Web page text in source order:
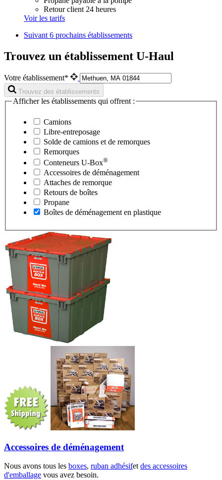
Retour client 24 heures
Voir les tarifs
Suivant6 prochains établissements
Trouvez un établissement U-Haul
Votre établissement*
Trouvez des établissements
Afficher les établissements qui offrent :
Camions
Libre-entreposage
Solde de camions et de remorques
Remorques
Conteneurs U-Box®
Accessoires de déménagement
Attaches de remorque
Retours de boîtes
Propane
Boîtes de déménagement en plastique
Accessoires de déménagement
Nous avons tous les boxes, ruban adhésifet des accessoires
d'emballage vous avez besoin.